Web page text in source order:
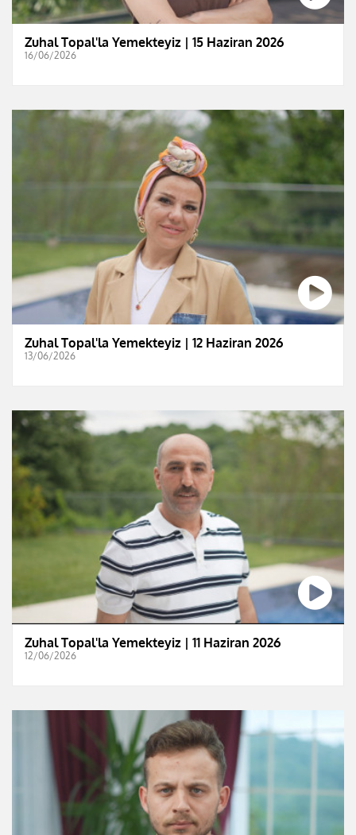
Zuhal Topal'la Yemekteyiz | 15 Haziran 2026
16/06/2026
Zuhal Topal'la Yemekteyiz | 12 Haziran 2026
13/06/2026
Zuhal Topal'la Yemekteyiz | 11 Haziran 2026
12/06/2026